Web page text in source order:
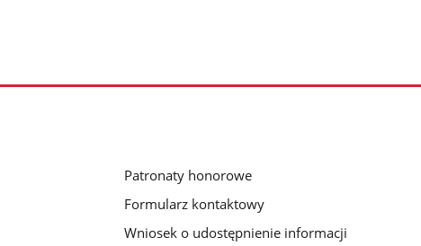
Patronaty honorowe
Formularz kontaktowy
Wniosek o udostępnienie informacji